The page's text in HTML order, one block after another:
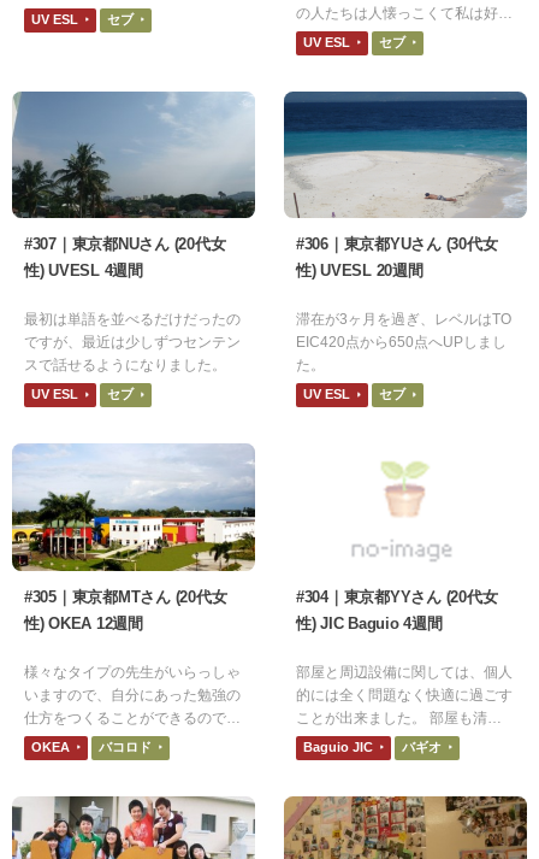
UV ESL セブ
の人たちは人懐っこくて私は好き
です
UV ESL セブ
#307｜東京都NUさん (20代女
性) UVESL 4週間
最初は単語を並べるだけだったの
ですが、最近は少しずつセンテン
スで話せるようになりました。
UV ESL セブ
#306｜東京都YUさん (30代女
性) UVESL 20週間
滞在が3ヶ月を過ぎ、レベルはTO
EIC420点から650点へUPしまし
た。
UV ESL セブ
#305｜東京都MTさん (20代女
性) OKEA 12週間
様々なタイプの先生がいらっしゃ
いますので、自分にあった勉強の
仕方をつくることができるので、
よかったと思います。
OKEA バコロド
#304｜東京都YYさん (20代女
性) JIC Baguio 4週間
部屋と周辺設備に関しては、個人
的には全く問題なく快適に過ごす
ことが出来ました。 部屋も清潔
感が保たれており、過ごしやすか
ったです。
Baguio JIC バギオ